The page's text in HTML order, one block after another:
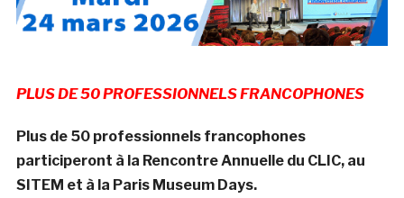
PLUS DE 50 PROFESSIONNELS FRANCOPHONES
Plus de 50 professionnels francophones
participeront à la Rencontre Annuelle du CLIC, au
SITEM et à la Paris Museum Days.